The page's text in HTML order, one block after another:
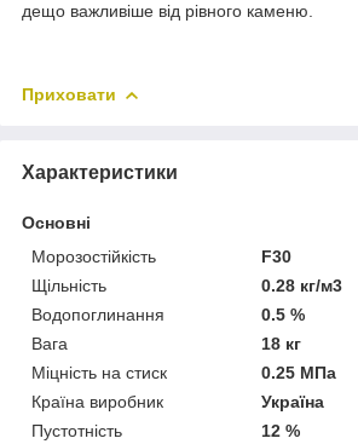
дещо важливіше від рівного каменю.
Приховати
Характеристики
Основні
Морозостійкість
F30
Щільність
0.28 кг/м3
Водопоглинання
0.5 %
Вага
18 кг
Міцність на стиск
0.25 МПа
Країна виробник
Україна
Пустотність
12 %